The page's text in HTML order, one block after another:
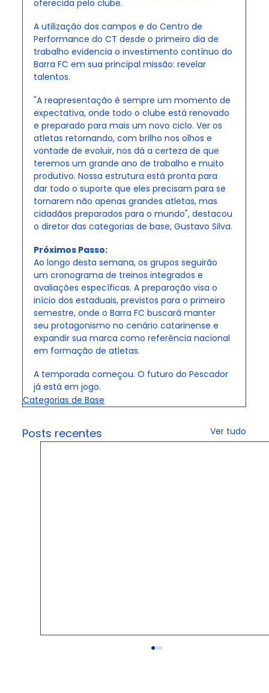
oferecida pelo clube.
A utilização dos campos e do Centro de
Performance do CT desde o primeiro dia de
trabalho evidencia o investimento contínuo do
Barra FC em sua principal missão: revelar
talentos.
"A reapresentação é sempre um momento de
expectativa, onde todo o clube está renovado
e preparado para mais um novo ciclo. Ver os
atletas retornando, com brilho nos olhos e
vontade de evoluir, nos dá a certeza de que
teremos um grande ano de trabalho e muito
produtivo. Nossa estrutura está pronta para
dar todo o suporte que eles precisam para se
tornarem não apenas grandes atletas, mas
cidadãos preparados para o mundo", destacou
o diretor das categorias de base, Gustavo Silva.
Próximos Passo:
Ao longo desta semana, os grupos seguirão
um cronograma de treinos integrados e
avaliações específicas. A preparação visa o
início dos estaduais, previstos para o primeiro
semestre, onde o Barra FC buscará manter
seu protagonismo no cenário catarinense e
expandir sua marca como referência nacional
em formação de atletas.
A temporada começou. O futuro do Pescador
já está em jogo.
Categorias de Base
Posts recentes Ver tudo